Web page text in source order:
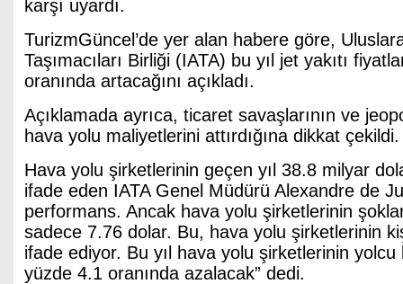
karşı uyardı.
TurizmGüncel’de yer alan habere göre,
Taşımacıları Birliği (IATA) bu yıl jet yakıtı
oranında artacağını açıkladı.
Açıklamada ayrıca, ticaret savaşlarının ve
hava yolu maliyetlerini attırdığına dikkat çekildi.
Hava yolu şirketlerinin geçen yıl 38.8 milyar
ifade eden IATA Genel Müdürü Alexandre de
performans. Ancak hava yolu şirketlerinin
sadece 7.76 dolar. Bu, hava yolu şirketlerinin
ifade ediyor. Bu yıl hava yolu şirketlerinin yolcu
yüzde 4.1 oranında azalacak” dedi.